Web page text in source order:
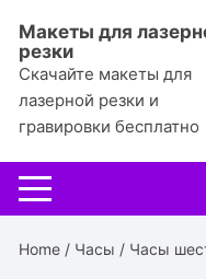
содержимому
Макеты для
резки
Скачайте макеты для
лазерной резки и
гравировки бесплатно
Home / Часы / Часы